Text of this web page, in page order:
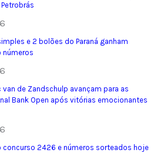
e 2 bolões do Paraná ganham
números
de Zandschulp avançam para as
Bank Open após vitórias emocionantes
concurso 2426 e números sorteados hoje